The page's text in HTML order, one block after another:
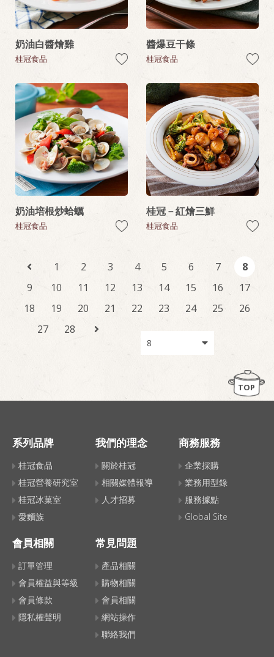
奶油白醬燴雞
桂冠食品
醬爆豆干條
桂冠食品
奶油培根炒蛤蠣
桂冠食品
桂冠－紅燴三鮮
桂冠食品
1 2 3 4 5 6 7
8
9
10 11 12 13 14 15 16
17
18
19 20 21 22 23 24 25
26
27
28
TOP
系列品牌
桂冠食品
桂冠營養研究室
桂冠冰菓室
愛麵族
我們的理念
關於桂冠
相關媒體報導
人才招募
商務服務
企業採購
業務用型錄
服務據點
Global Site
會員相關
訂單管理
會員權益與等級
會員條款
隱私權聲明
常見問題
產品相關
購物相關
會員相關
網站操作
聯絡我們